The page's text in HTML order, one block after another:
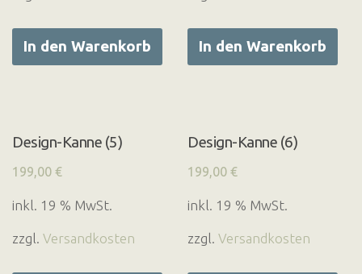
In den Warenkorb In den Warenkorb
Design-Kanne (5)
199,00 €
inkl. 19 % MwSt.
zzgl. Versandkosten
Design-Kanne (6)
199,00€
inkl. 19 % MwSt.
zzgl.Versandkosten